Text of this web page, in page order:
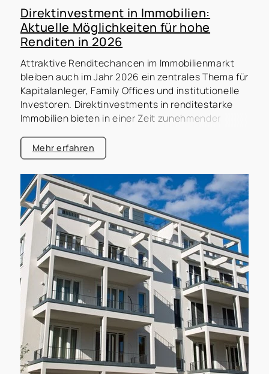
Direktinvestment in Immobilien:
Aktuelle Möglichkeiten für hohe
Renditen in 2026
Attraktive Renditechancen im Immobilienmarkt
bleiben auch im Jahr 2026 ein zentrales Thema für
Kapitalanleger, Family Offices und institutionelle
Investoren. Direktinvestments in renditestarke
Immobilien bieten in einer Zeit zunehmender
inflationsgeschützte Perspektiven. Gleichzeitig
ermöglichen sie gezielte Investitionsstrategien
abseits volatiler Kapitalmärkte und bieten
exklusiven Zugang zu begehrten Objekten, die
häufig nicht öffentlich verfügbar sind. Die
Immoconcept Management GmbH steht seit
Jahrzehnten für exklusive Zugänge, fundierte
Marktkenntnisse und maßgeschneiderte
Investmentlösungen im Bereich
Mehrfamilienhäuser, Wohn- und Geschäftshäuser
sowie andere Kapitalanlageobjekte. Unsere
Präsenz in dynamischen Märkten wie Wuppertal,
Rhein-Ruhr und Leipzig sowie unser
gewachsenes Netzwerk verschaffen unseren
Kunden entscheidende Vorteile. Erfahren Sie, wie
Sie sich durch Direktinvestments 2026 starke
Renditen und nachhaltige Werte sichern können.
Mehr erfahren